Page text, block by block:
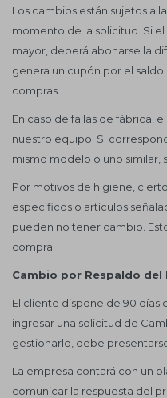
Los cambios están sujetos a
momento de la solicitud. Si
mayor, deberá abonarse la
genera un cupón por el
compras.
En caso de fallas de fábrica,
nuestro equipo. Si
mismo modelo o uno similar,
Por motivos de higiene,
específicos o artículos
pueden no tener cambio.
compra.
Cambio por Respaldo del
El cliente dispone de 90 días
ingresar una solicitud de
gestionarlo, debe
La empresa contará con un
comunicar la respuesta del